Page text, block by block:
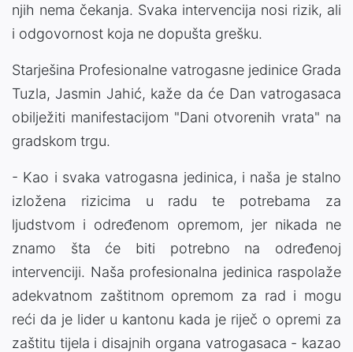
njih nema čekanja. Svaka intervencija nosi rizik, ali
i odgovornost koja ne dopušta grešku.
Starješina Profesionalne vatrogasne jedinice Grada
Tuzla, Jasmin Jahić, kaže da će Dan vatrogasaca
obilježiti manifestacijom "Dani otvorenih vrata" na
gradskom trgu.
- Kao i svaka vatrogasna jedinica, i naša je stalno
izložena rizicima u radu te potrebama za
ljudstvom i određenom opremom, jer nikada ne
znamo šta će biti potrebno na određenoj
intervenciji. Naša profesionalna jedinica raspolaže
adekvatnom zaštitnom opremom za rad i mogu
reći da je lider u kantonu kada je riječ o opremi za
zaštitu tijela i disajnih organa vatrogasaca - kazao